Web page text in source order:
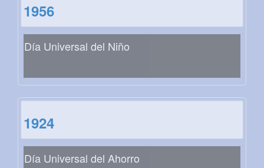
1956
Día Universal del Niño
1924
Día Universal del Ahorro